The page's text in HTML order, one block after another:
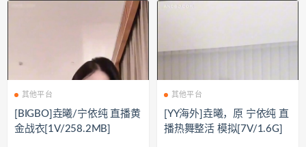
其他平台
[BIGBO]垚曦/宁依纯 直播黄
金战衣[1V/258.2MB]
其他平台
[YY海外]垚曦，原 宁依纯 直
播热舞整活 模拟[7V/1.6G]